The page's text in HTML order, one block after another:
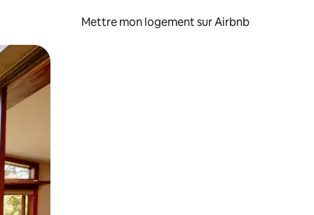
Mettre mon logement sur Airbnb